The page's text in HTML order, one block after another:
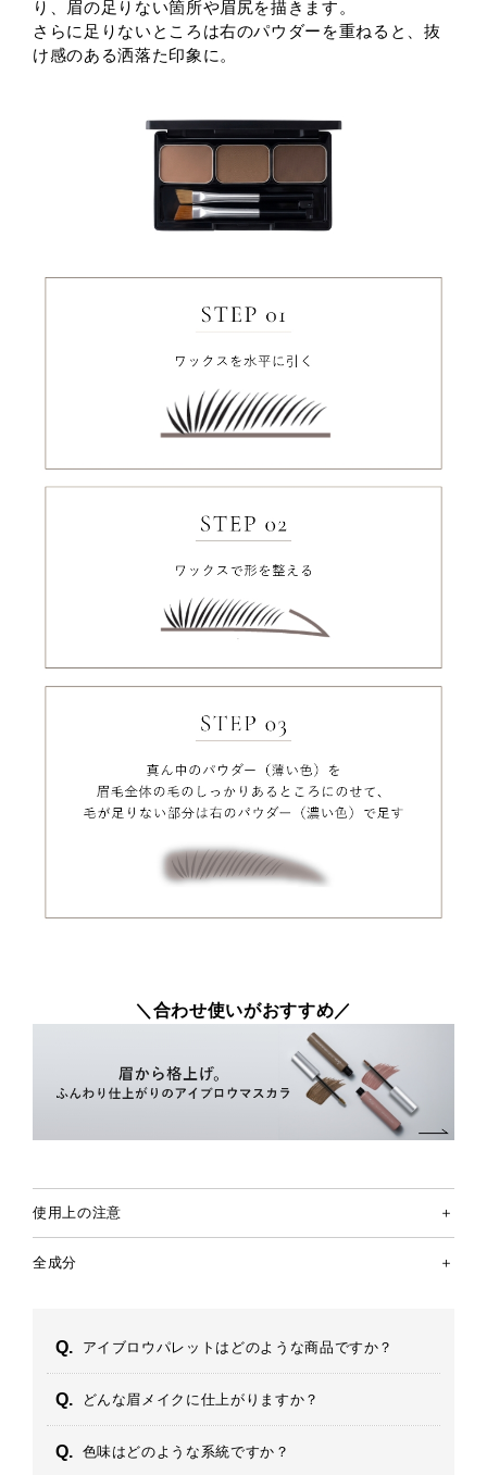
り、眉の足りない箇所や眉尻を描きます。
さらに足りないところは右のパウダーを重ねると、抜
け感のある洒落た印象に。
＼合わせ使いがおすすめ／
使用上の注意
全成分
アイブロウパレットはどのような商品ですか？
どんな眉メイクに仕上がりますか？
色味はどのような系統ですか？